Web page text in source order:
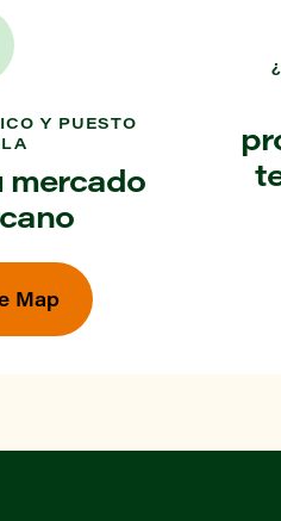
Y PUESTO
mercado
Map